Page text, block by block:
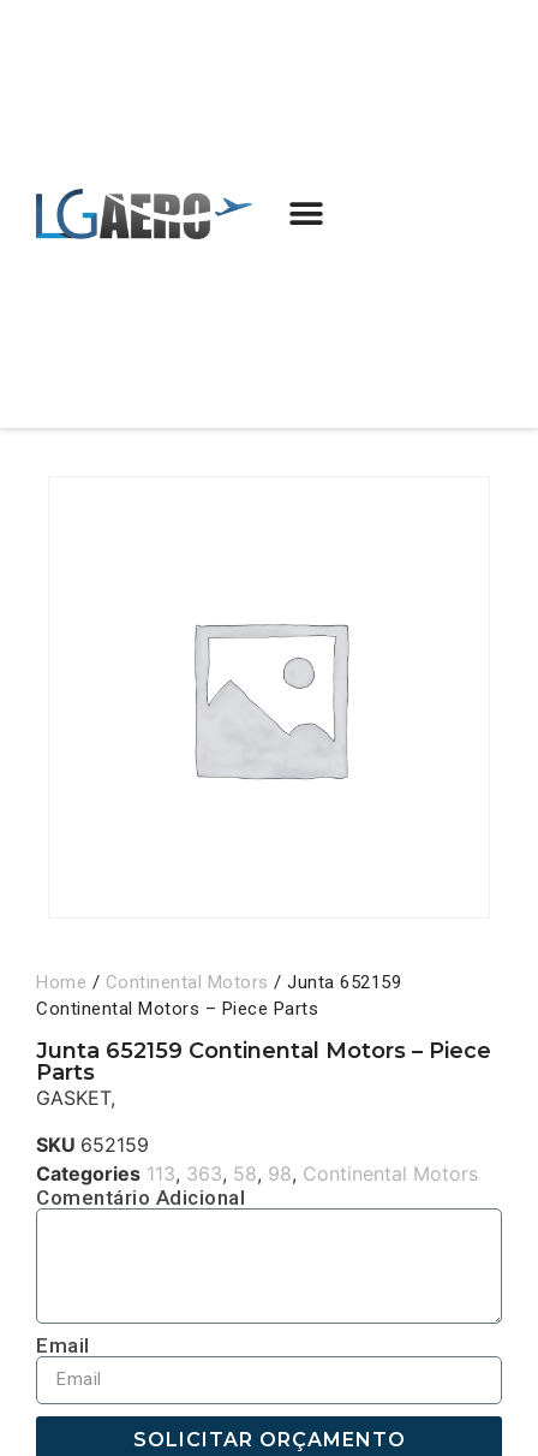
Home / Continental Motors / Junta 652159
Continental Motors – Piece Parts
Junta 652159 Continental Motors – Piece
Parts
GASKET,
SKU 652159
Categories 113, 363, 58, 98, Continental Motors
Comentário Adicional
Email
SOLICITAR ORÇAMENTO